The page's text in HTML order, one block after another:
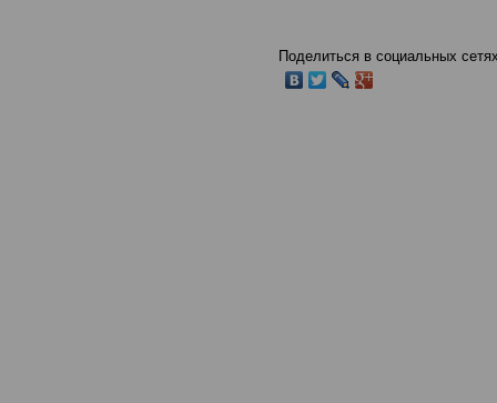
Поделиться в социальных